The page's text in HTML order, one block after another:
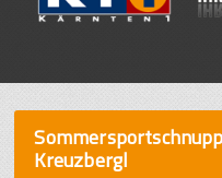
Kreuzbergl